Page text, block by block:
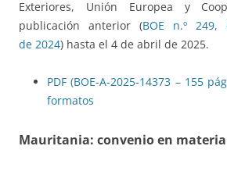
Exteriores, Unión Europea y
publicación anterior (BOE n.º
de 2024) hasta el 4 de abril de 2025.
PDF (BOE-A-2025-14373 – 155
formatos
Mauritania: convenio en